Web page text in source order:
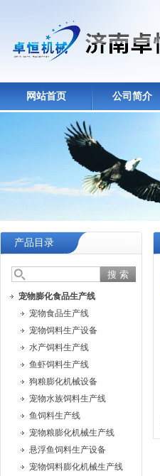
网站首页 公司简介
产品目录
宠物膨化食品生产线
宠物食品生产线
宠物饲料生产设备
水产饲料生产线
鱼虾饲料生产线
狗粮膨化机械设备
宠物水族饲料生产线
鱼饲料生产线
宠物粮膨化机械生产线
悬浮鱼饲料生产设备
宠物饲料膨化机械生产线